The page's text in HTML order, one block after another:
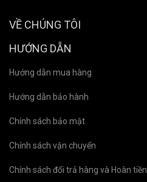
VỀ CHÚNG TÔI
HƯỚNG DẪN
Hướng dẫn mua hàng
Hướng dẫn bảo hành
Chính sách bảo mật
Chính sách vận chuyển
Chính sách đổi trả hàng và Hoàn tiền